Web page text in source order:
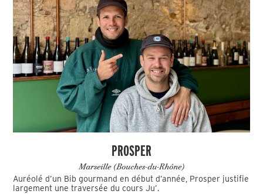
PROSPER
Marseille (Bouches-du-Rhône)
Auréolé d’un Bib gourmand en début d’année, Prosper justifie
largement une traversée du cours Ju’.